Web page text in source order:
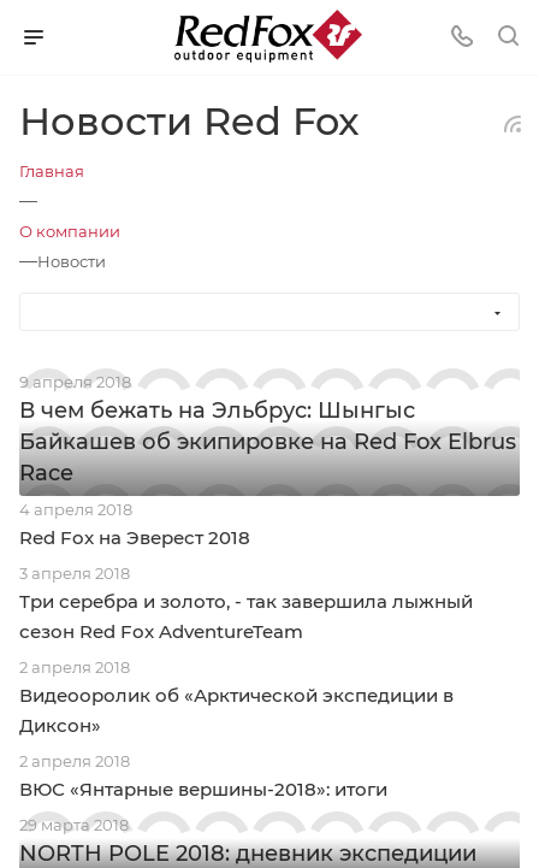
Новости Red Fox
Главная
—
О компании
—Новости
9 апреля 2018
В чем бежать на Эльбрус: Шынгыс
Байкашев об экипировке на Red Fox Elbrus
Race
4 апреля 2018
Red Fox на Эверест 2018
3 апреля 2018
Три серебра и золото, - так завершила лыжный
сезон Red Fox AdventureTeam
2 апреля 2018
Видеооролик об «Арктической экспедиции в
Диксон»
2 апреля 2018
ВЮС «Янтарные вершины-2018»: итоги
29 марта 2018
NORTH POLE 2018: дневник экспедиции